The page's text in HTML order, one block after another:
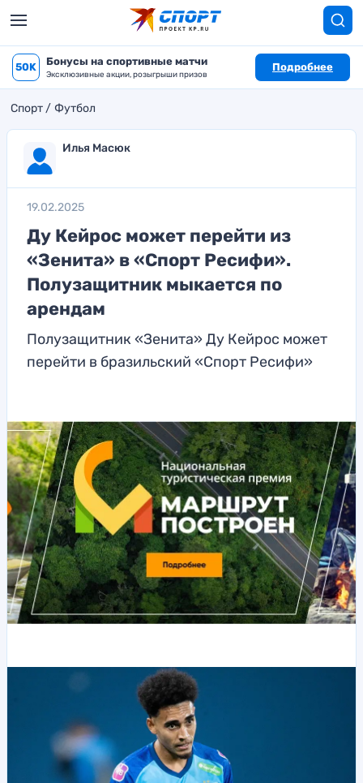
50K Бонусы на спортивные матчи
Эксклюзивные акции, розыгрыши призов
Подробнее
Спорт Футбол
Илья Масюк
19.02.2025
Ду Кейрос может перейти из
«Зенита» в «Спорт Ресифи».
Полузащитник мыкается по
арендам
Полузащитник «Зенита» Ду Кейрос может
перейти в бразильский «Спорт Ресифи»